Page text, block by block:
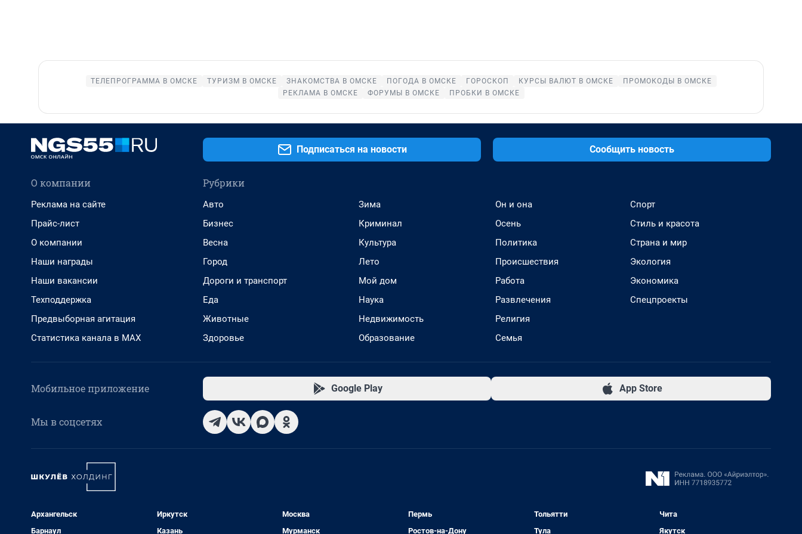
ТЕЛЕПРОГРАММА В ОМСКЕ ТУРИЗМ В ОМСКЕ ЗНАКОМСТВА В ОМСКЕ ПОГОДА В ОМСКЕ ГОРОСКОП КУРСЫ ВАЛЮТ В ОМСКЕ
ПРОМОКОДЫ В ОМСКЕ
РЕКЛАМА В ОМСКЕ
ФОРУМЫ В ОМСКЕ ПРОБКИ В ОМСКЕ
Подписаться на новости Сообщить новость
О компании
Реклама на сайте
Прайс-лист
О компании
Наши награды
Наши вакансии
Техподдержка
Предвыборная агитация
Статистика канала в MAX
Рубрики
Авто
Бизнес
Весна
Город
Дороги и транспорт
Еда
Животные
Здоровье
Зима
Криминал
Культура
Лето
Мой дом
Наука
Недвижимость
Образование
Он и она
Осень
Политика
Происшествия
Работа
Развлечения
Религия
Семья
Спорт
Стиль и красота
Страна и мир
Экология
Экономика
Спецпроекты
Мобильное приложение Google Play App Store
Мы в соцсетях
Архангельск
Барнаул
Иркутск
Казань
Москва
Мурманск
Пермь
Ростов-на-Дону
Тольятти
Тула
Чита
Якутск